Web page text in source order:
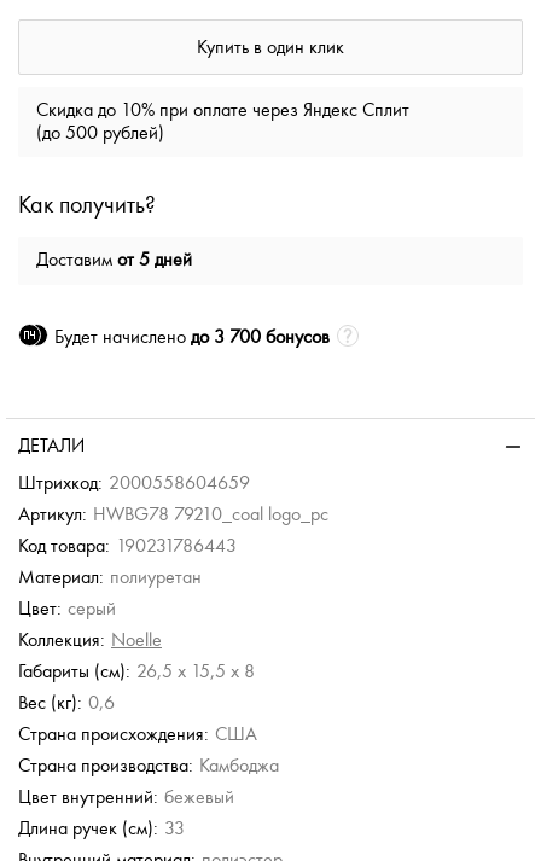
Купить в один клик
Скидка до 10% при оплате через Яндекс Сплит
(до 500 рублей)
Как получить?
Доставим от 5 дней
Будет начислено до 3 700 бонусов
ДЕТАЛИ
Штрихкод: 2000558604659
Артикул: HWBG78 79210_coal logo_pc
Код товара: 190231786443
Материал: полиуретан
Цвет: серый
Коллекция: Noelle
Габариты (см): 26,5 x 15,5 x 8
Вес (кг): 0,6
Страна происхождения: США
Страна производства: Камбоджа
Цвет внутренний: бежевый
Длина ручек (см): 33